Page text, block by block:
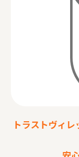
トラストヴィ